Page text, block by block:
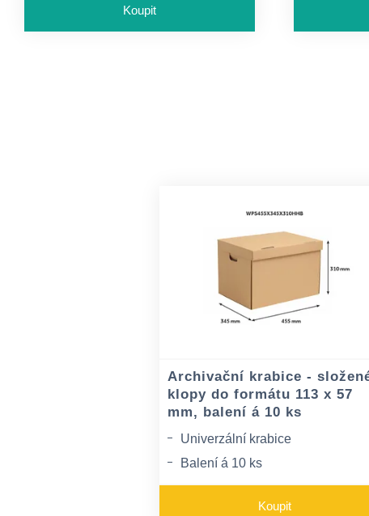
Koupit
Split
0,5 mm
Archivační krabice -
klopy do formátu 113 x 57
mm, balení á 10 ks
Univerzální krabice
Balení á 10 ks
Výborné k archivaci
Koupit